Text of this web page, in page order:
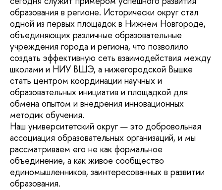
образования в регионе. Исторически округ стал
одной из первых площадок в Нижнем Новгороде,
объединяющих различные образовательные
учреждения города и региона, что позволило
создать эффективную сеть взаимодействия между
школами и НИУ ВШЭ, а нижегородской Вышке
стать центром координации научных и
образовательных инициатив и площадкой для
обмена опытом и внедрения инновационных
методик обучения.
Наш университетский округ — это добровольная
ассоциация образовательных организаций, и мы
рассматриваем его не как формальное
объединение, а как живое сообщество
единомышленников, заинтересованных в развитии
образования.